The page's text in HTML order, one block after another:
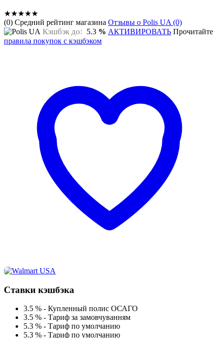
★★★★★
(0) Средний рейтинг магазина Отзывы о Polis UA (0)
Кэшбэк до: 5.3 % АКТИВИРОВАТЬ Прочитайте
правила покупок с кэшбэком
Ставки кэшбэка
3.5 % - Купленный полис ОСАГО
3.5 % - Тариф за замовчуванням
5.3 % - Тариф по умолчанию
5.3 % - Тариф по умолчанию